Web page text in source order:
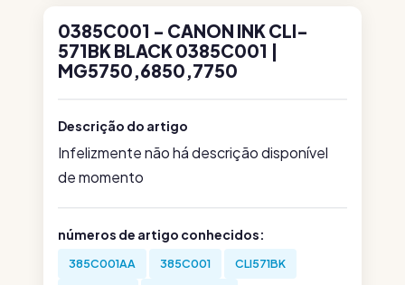
0385C001 - CANON INK CLI-
571BK BLACK 0385C001 |
MG5750,6850,7750
Descrição do artigo
Infelizmente não há descrição disponível
de momento
números de artigo conhecidos:
385C001AA 385C001 CLI571BK